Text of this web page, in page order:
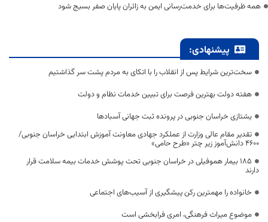
همه ظرفیت‌ها برای خدمت‌رسانی ایمن به زائران پایان صفر بسیج شود
پیشنهادی:
سخت‌ترین شرایط پس از انقلاب را با اتکای به مردم پشت سر گذاشتیم
هفته دولت بهترین فرصت برای تبیین خدمات نظام و دولت
یشتازی خراسان جنوبی در پرونده ثبت جهانی آسبادها
تقدیر مقام عالی وزارت از عملکرد جهادی معاونت آموزش ابتدایی خراسان جنوبی/
۴۶۰۰ دانش‌آموز زیر چتر «طرح حامی»
۱۸۵ بیمار هموفیلی در خراسان جنوبی تحت پوشش خدمات بیمه سلامت قرار
دارند
خانواده را مهمترین رکن پیشگیری از آسیب‌های اجتماعی
موضوع میراث فرهنگی، امری فرابخشی است